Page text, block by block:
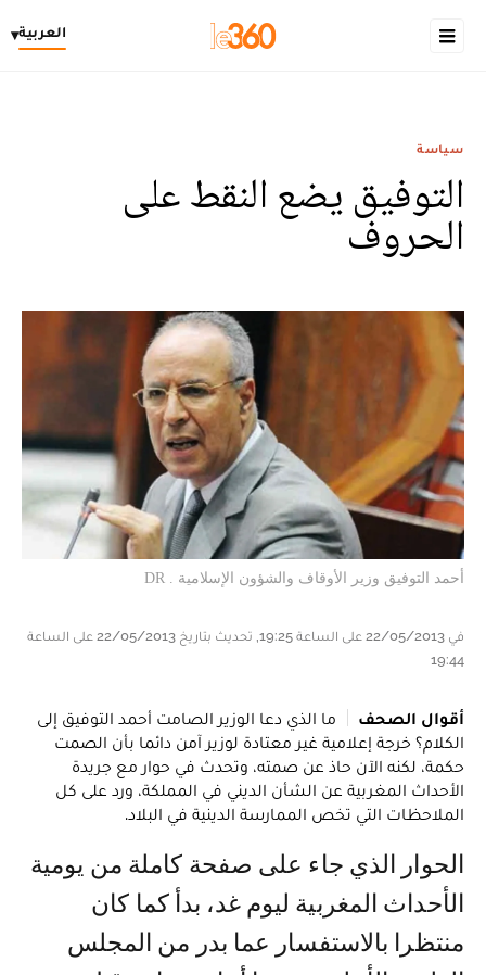
العربية▾
سياسة
التوفيق يضع النقط على
الحروف
أحمد التوفيق وزير الأوقاف والشؤون الإسلامية . DR
في 22/05/2013 على الساعة 19:25, تحديث بتاريخ 22/05/2013 على الساعة
19:44
أقوال الصحف
ما الذي دعا الوزير الصامت أحمد التوفيق إلى
الكلام؟ خرجة إعلامية غير معتادة لوزير آمن دائما بأن الصمت
حكمة، لكنه الآن حاذ عن صمته، وتحدث في حوار مع جريدة
الأحداث المغربية عن الشأن الديني في المملكة، ورد على كل
الملاحظات التي تخص الممارسة الدينية في البلاد.
الأحداث المغربية ليوم غد، بدأ كما كان
منتظرا بالاستفسار عما بدر من المجلس